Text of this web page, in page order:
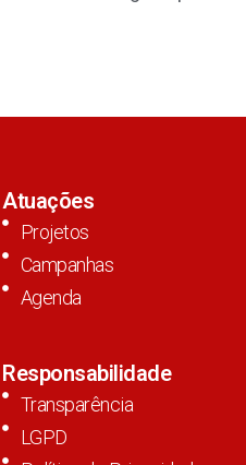
Atuações
Projetos
Campanhas
Agenda
Responsabilidade
Transparência
LGPD